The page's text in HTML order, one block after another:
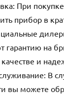
При
прибор в
гарантию на
качестве и
В
вы можете